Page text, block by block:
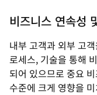
비즈니스 연속성
내부 고객과 외부 고
로세스, 기술을 통해
되어 있으므로 중요
수준에 크게 영향을